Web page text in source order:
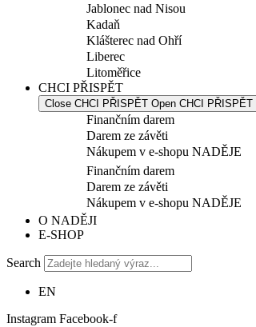
Jablonec nad Nisou
Kadaň
Klášterec nad Ohří
Liberec
Litoměřice
CHCI PŘISPĚT
Close CHCI PŘISPĚT Open CHCI PŘISPĚT
Finančním darem
Darem ze závěti
Nákupem v e-shopu NADĚJE
Finančním darem
Darem ze závěti
Nákupem v e-shopu NADĚJE
O NADĚJI
E-SHOP
Search
EN
Instagram Facebook-f